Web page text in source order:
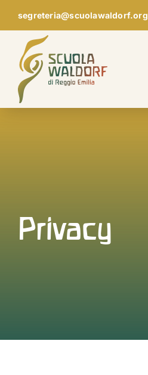
Skip
to
content
segreteria@scuolawaldorf.org
Privacy